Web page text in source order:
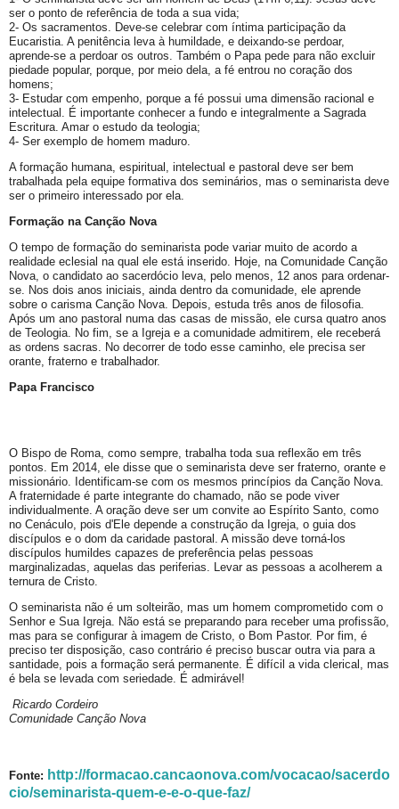
ser o ponto de referência de toda a sua vida;
2- Os sacramentos. Deve-se celebrar com íntima participação da
Eucaristia. A penitência leva à humildade, e deixando-se perdoar,
aprende-se a perdoar os outros. Também o Papa pede para não excluir
piedade popular, porque, por meio dela, a fé entrou no coração dos
homens;
3- Estudar com empenho, porque a fé possui uma dimensão racional e
intelectual. É importante conhecer a fundo e integralmente a Sagrada
Escritura. Amar o estudo da teologia;
4- Ser exemplo de homem maduro.
A formação humana, espiritual, intelectual e pastoral deve ser bem
trabalhada pela equipe formativa dos seminários, mas o seminarista deve
ser o primeiro interessado por ela.
Formação na Canção Nova
O tempo de formação do seminarista pode variar muito de acordo a
realidade eclesial na qual ele está inserido. Hoje, na Comunidade Canção
Nova, o candidato ao sacerdócio leva, pelo menos, 12 anos para ordenar-
se. Nos dois anos iniciais, ainda dentro da comunidade, ele aprende
sobre o carisma Canção Nova. Depois, estuda três anos de filosofia.
Após um ano pastoral numa das casas de missão, ele cursa quatro anos
de Teologia. No fim, se a Igreja e a comunidade admitirem, ele receberá
as ordens sacras. No decorrer de todo esse caminho, ele precisa ser
orante, fraterno e trabalhador.
Papa Francisco
O Bispo de Roma, como sempre, trabalha toda sua reflexão em três
pontos. Em 2014, ele disse que o seminarista deve ser fraterno, orante e
missionário. Identificam-se com os mesmos princípios da Canção Nova.
A fraternidade é parte integrante do chamado, não se pode viver
individualmente. A oração deve ser um convite ao Espírito Santo, como
no Cenáculo, pois d'Ele depende a construção da Igreja, o guia dos
discípulos e o dom da caridade pastoral. A missão deve torná-los
discípulos humildes capazes de preferência pelas pessoas
marginalizadas, aquelas das periferias. Levar as pessoas a acolherem a
ternura de Cristo.
O seminarista não é um solteirão, mas um homem comprometido com o
Senhor e Sua Igreja. Não está se preparando para receber uma profissão,
mas para se configurar à imagem de Cristo, o Bom Pastor. Por fim, é
preciso ter disposição, caso contrário é preciso buscar outra via para a
santidade, pois a formação será permanente. É difícil a vida clerical, mas
é bela se levada com seriedade. É admirável!
Ricardo Cordeiro
Comunidade Canção Nova
Fonte: http://formacao.cancaonova.com/vocacao/sacerdo
cio/seminarista-quem-e-e-o-que-faz/